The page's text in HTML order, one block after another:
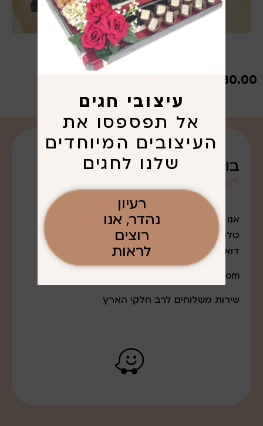
430.00
בואו נדבר על
הפריגוטשרציתם. . .
אנו נמצאים במודיעין עלית
טלפון: 052-7643888
דואר אלקטרוני:
q0527643888@gmail.com
שירות משלוחים לרב חלקי הארץ
עיצובי חגים
אל תפספסו את
העיצובים המיוחדים
שלנו לחגים
רעיון
נהדר, אנו
רוצים
לראות